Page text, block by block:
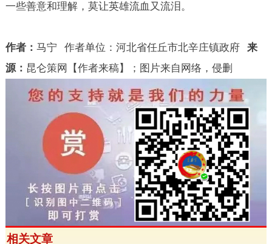
一些善意和理解，莫让英雄流血又流泪。
作者： 马宁 作者单位：河北省任丘市北辛庄镇政府
来
源： 昆仑策网【作者来稿】；图片来自网络，侵删
相关文章